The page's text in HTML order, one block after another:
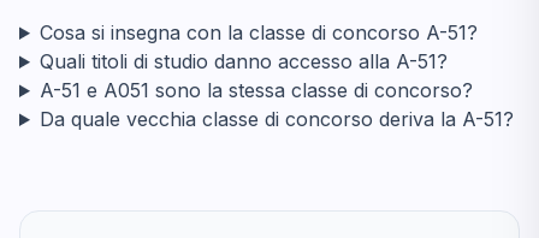
Cosa si insegna con la classe di concorso A-51?
Quali titoli di studio danno accesso alla A-51?
A-51 e A051 sono la stessa classe di concorso?
Da quale vecchia classe di concorso deriva la A-51?